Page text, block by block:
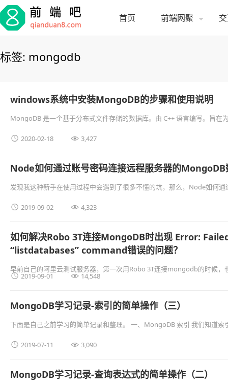
首页 前端网聚
标签: mongodb
windows系统中安装MongoDB的步骤和使用说明
MongoDB 是一个基于分布式文件存储的数据库。由 C++ 语言编写。旨在
 2020-02-18  3,427
Node如何通过账号密码连接远程服务器的MongoDB
发现我这种新手在使用过程中会遇到了很多不懂的坑，那么，Node如何
 2019-09-02  4,323
如何解决Robo 3T连接MongoDB时出现 Error:
“listdatabases” command错误的问题？
早前自己的阿里云测试服务器，第一次用Robo 3T连接mongodb的时候，
后，不需要账户权限验证Robo 3T是可以连接，当 …
2019-09-01  14,548
MongoDB学习记录-索引的简单操作（三）
下面是自己之前学习的简单记录和整理。 一、MongoDB 索引 我们知道
 2019-07-11  3,090
MongoDB学习记录-查询表达式的简单操作（二）